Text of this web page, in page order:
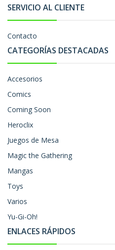
SERVICIO AL CLIENTE
Contacto
CATEGORÍAS DESTACADAS
Accesorios
Comics
Coming Soon
Heroclix
Juegos de Mesa
Magic the Gathering
Mangas
Toys
Varios
Yu-Gi-Oh!
ENLACES RÁPIDOS